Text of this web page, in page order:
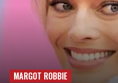
MARGOT ROBBIE